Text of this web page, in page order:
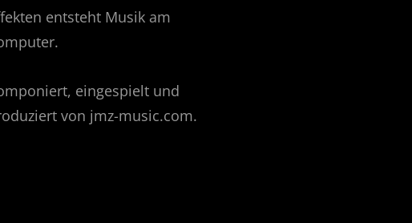
entsteht Musik am
eingespielt und
von jmz-music.com.